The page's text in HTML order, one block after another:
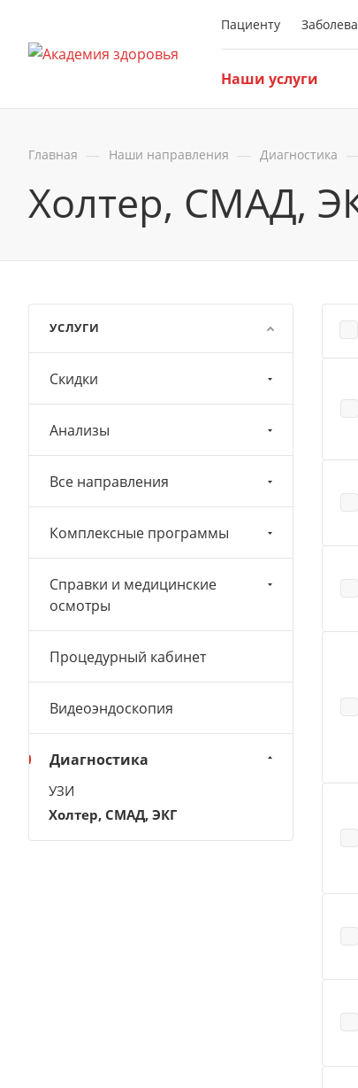
Пациенту
Наши услуги
Главная — Наши направления — Диагностика —
Холтер, СМАД,
УСЛУГИ
Скидки
Анализы
Все направления
Комплексные программы
Справки и медицинские
осмотры
Процедурный кабинет
Видеоэндоскопия
Диагностика
УЗИ
Холтер, СМАД, ЭКГ